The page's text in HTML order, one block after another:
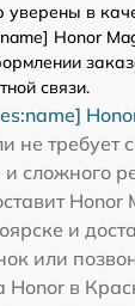
уверены в
Honor
связи.
не требует
сложного
Honor
и
или
Honor в